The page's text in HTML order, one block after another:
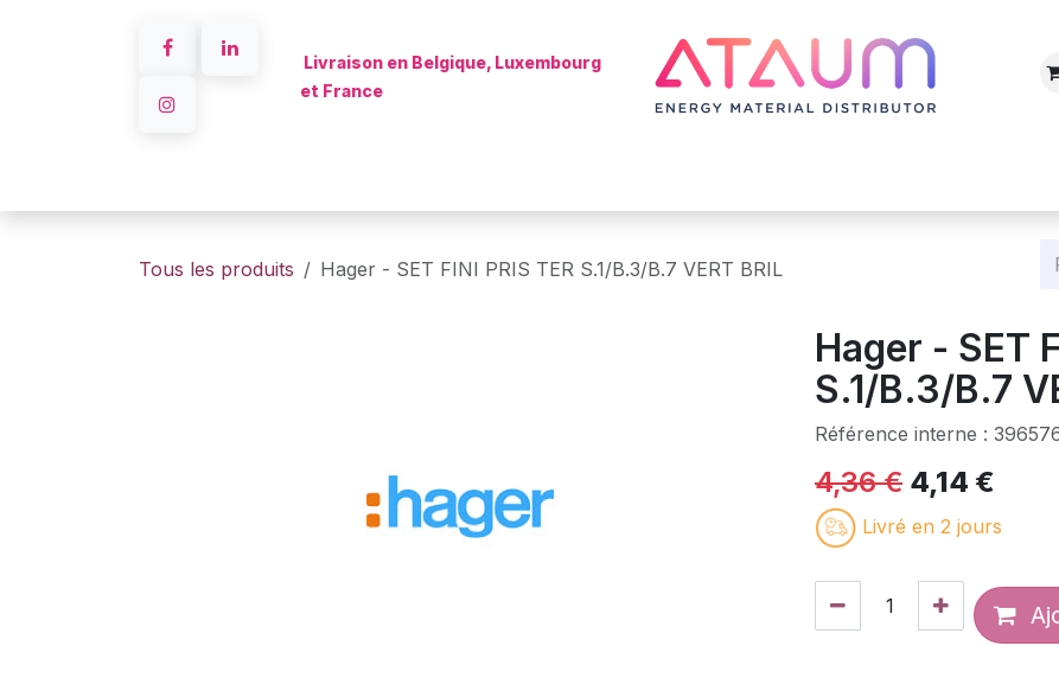
Livraison en Belgique, Luxembourg
et France
Tous les produits Hager - SET FINI PRIS TER S.1/B.3/B.7 VERT BRIL
Hager - SET
S.1/B.3/B.7
Référence interne :
4,36€ 4,14 €
Livré en 2 jours